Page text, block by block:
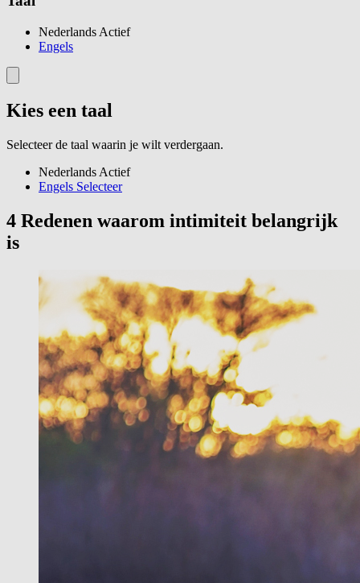
Nederlands Actief
Engels
Kies een taal
Selecteer de taal waarin je wilt verdergaan.
Nederlands Actief
Engels Selecteer
4 Redenen waarom intimiteit belangrijk
is